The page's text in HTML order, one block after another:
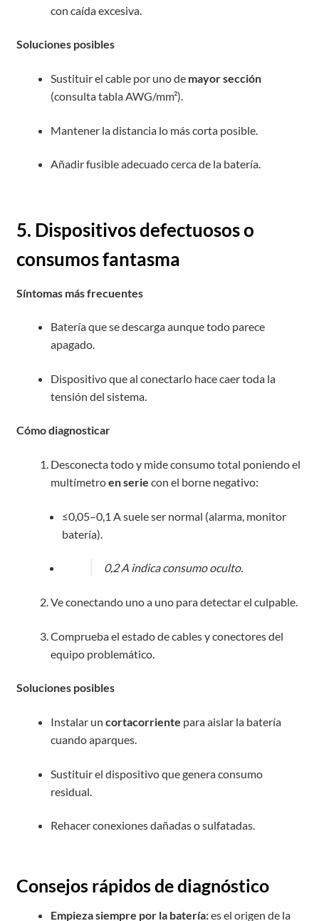
con caída excesiva.
Soluciones posibles
Sustituir el cable por uno de mayor sección
(consulta tabla AWG/mm²).
Mantener la distancia lo más corta posible.
Añadir fusible adecuado cerca de la batería.
5. Dispositivos defectuosos o
consumos fantasma
Síntomas más frecuentes
Batería que se descarga aunque todo parece
apagado.
Dispositivo que al conectarlo hace caer toda la
tensión del sistema.
Cómo diagnosticar
Desconecta todo y mide consumo total poniendo el
multímetroen serie con el borne negativo:
≤0,05–0,1 A suele ser normal (alarma, monitor
batería).
0,2 A indica consumo oculto.
Ve conectando uno a uno para detectar el culpable.
Comprueba el estado de cables y conectores del
equipo problemático.
Soluciones posibles
Instalar un cortacorriente para aislar la batería
cuando aparques.
Sustituir el dispositivo que genera consumo
residual.
Rehacer conexiones dañadas o sulfatadas.
Consejos rápidos de diagnóstico
Empieza siempre por la batería:es el origen de la